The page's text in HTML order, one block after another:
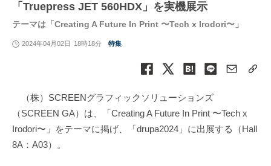
「Truepress JET 560HDX」を実機展示
テーマは「Creating A Future In Print 〜Tech x Irodori〜」
2024年04月02日 18時18分 特集
（株）SCREENグラフィックソリューションズ
（SCREEN GA）は、「Creating A Future In Print 〜Tech x
Irodori〜」をテーマに掲げ、「drupa2024」に出展する（Hall
8A：A03）。